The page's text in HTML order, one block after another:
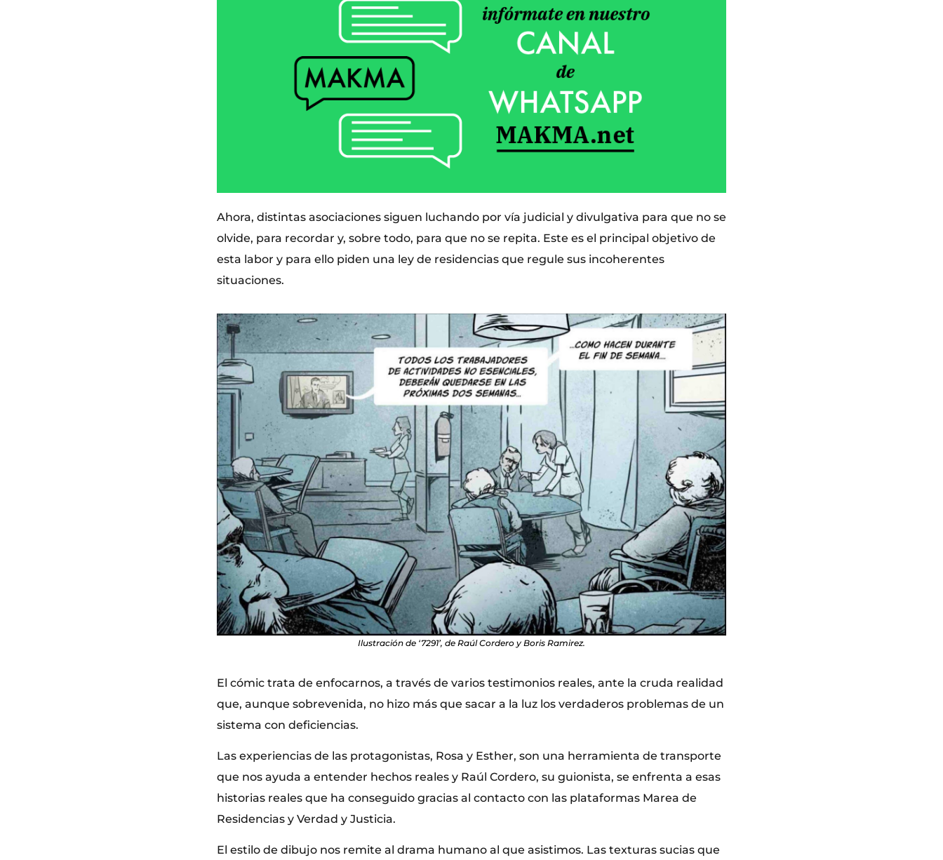
Ahora, distintas asociaciones siguen luchando por vía judicial y divulgativa para que no se
olvide, para recordar y, sobre todo, para que no se repita. Este es el principal objetivo de
esta labor y para ello piden una ley de residencias que regule sus incoherentes
situaciones.
Ilustración de ‘7291’, de Raúl Cordero y Boris Ramirez.
El cómic trata de enfocarnos, a través de varios testimonios reales, ante la cruda realidad
que, aunque sobrevenida, no hizo más que sacar a la luz los verdaderos problemas de un
sistema con deficiencias.
Las experiencias de las protagonistas, Rosa y Esther, son una herramienta de transporte
que nos ayuda a entender hechos reales y Raúl Cordero, su guionista, se enfrenta a esas
historias reales que ha conseguido gracias al contacto con las plataformas Marea de
Residencias y Verdad y Justicia.
El estilo de dibujo nos remite al drama humano al que asistimos. Las texturas sucias que